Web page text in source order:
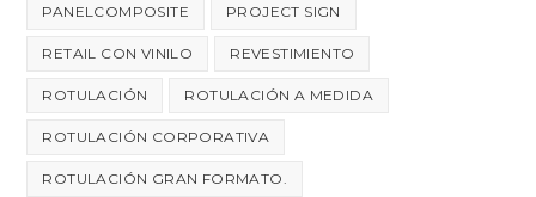
PANELCOMPOSITE PROJECT SIGN
RETAIL CON VINILO REVESTIMIENTO
ROTULACIÓN ROTULACIÓN A MEDIDA
ROTULACIÓN CORPORATIVA
ROTULACIÓN GRAN FORMATO.